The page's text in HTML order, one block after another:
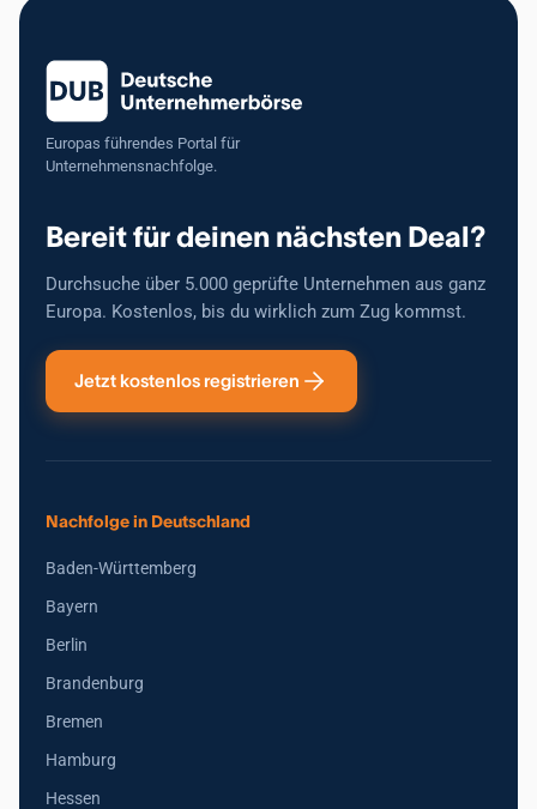
Europas führendes Portal für
Unternehmensnachfolge.
Bereit für deinen nächsten Deal?
Durchsuche über 5.000 geprüfte Unternehmen aus ganz
Europa. Kostenlos, bis du wirklich zum Zug kommst.
Jetzt kostenlos registrieren
Nachfolge in Deutschland
Baden-Württemberg
Bayern
Berlin
Brandenburg
Bremen
Hamburg
Hessen